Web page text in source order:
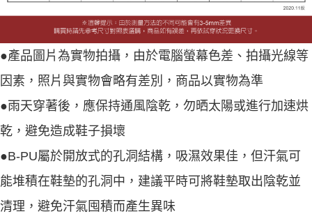
●產品圖片為實物拍攝，由於電腦螢幕色差、拍攝光線等
因素，照片與實物會略有差別，商品以實物為準
●雨天穿著後，應保持通風陰乾，勿晒太陽或進行加速烘
乾，避免造成鞋子損壞
●B-PU屬於開放式的孔洞結構，吸濕效果佳，但汗氣可
能堆積在鞋墊的孔洞中，建議平時可將鞋墊取出陰乾並
清理，避免汗氣囤積而產生異味